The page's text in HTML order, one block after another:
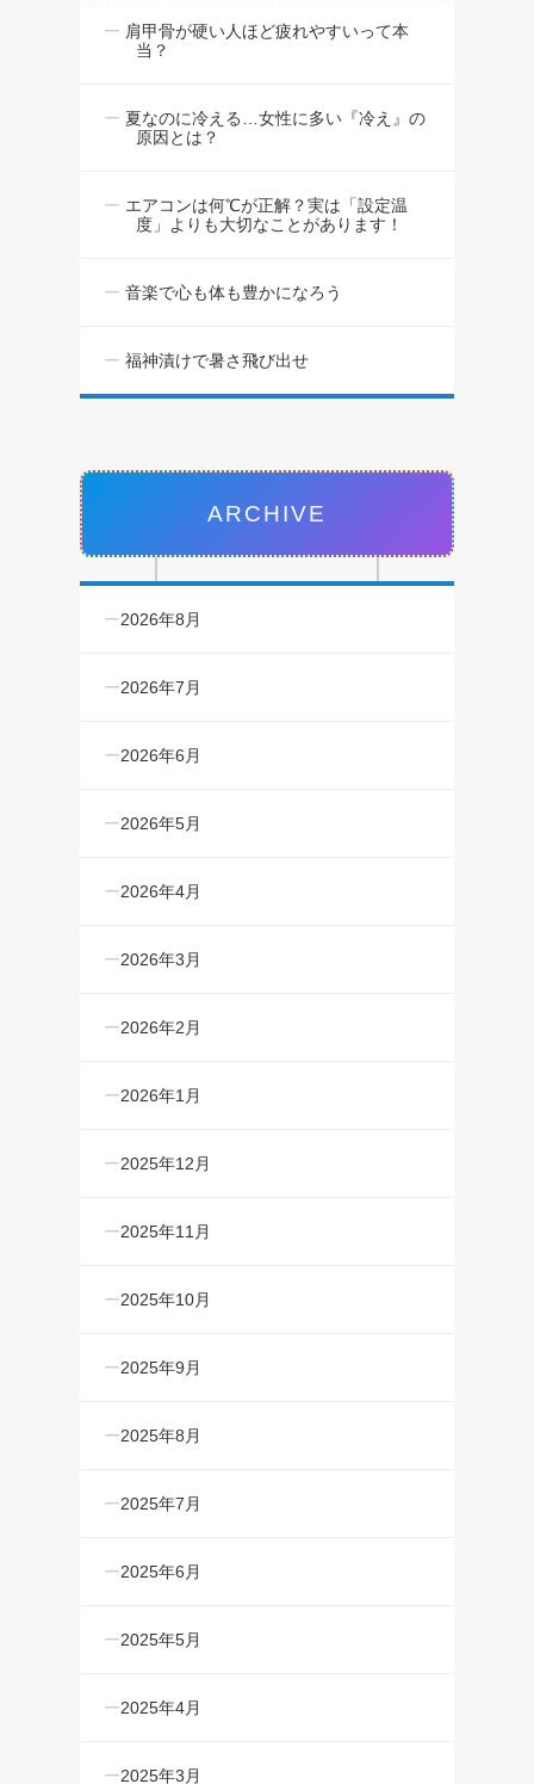
肩甲骨が硬い人ほど疲れやすいって本
当？
夏なのに冷える…女性に多い『冷え』の
原因とは？
エアコンは何℃が正解？実は「設定温
度」よりも大切なことがあります！
音楽で心も体も豊かになろう
福神漬けで暑さ飛び出せ
ARCHIVE
2026年8月
2026年7月
2026年6月
2026年5月
2026年4月
2026年3月
2026年2月
2026年1月
2025年12月
2025年11月
2025年10月
2025年9月
2025年8月
2025年7月
2025年6月
2025年5月
2025年4月
2025年3月